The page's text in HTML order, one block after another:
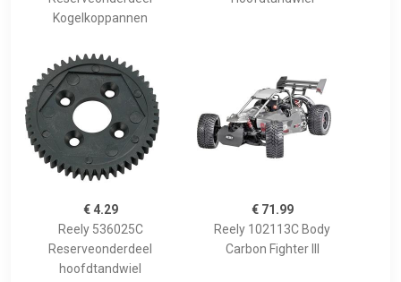
Kogelkoppannen
€ 4.29
Reely 536025C
Reserveonderdeel
hoofdtandwiel
€ 71.99
Reely 102113C Body
Carbon Fighter III